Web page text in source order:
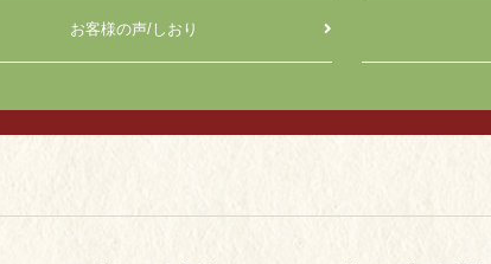
お客様の声/しおり